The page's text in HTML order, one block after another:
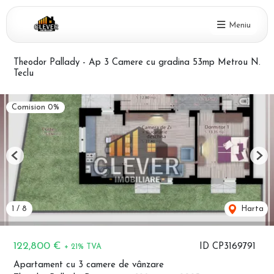
Meniu
Theodor Pallady - Ap 3 Camere cu gradina 53mp Metrou N.
Teclu
ID CP3169791
122,800 € + 21% TVA
Apartament cu 3 camere de vânzare
Comision 0%
1 / 8 Harta
Previous